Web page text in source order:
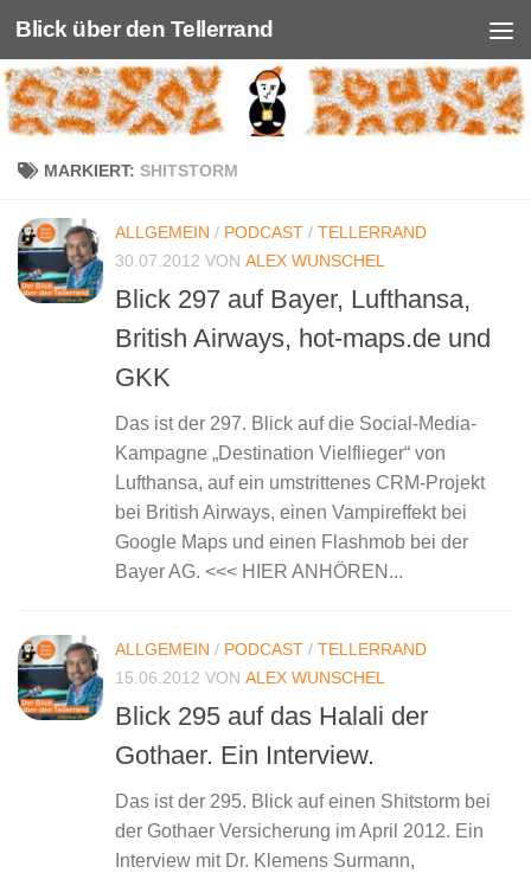
Unter dem Inhalt
Blick über den Tellerrand
MARKIERT: SHITSTORM
ALLGEMEIN / PODCAST / TELLERRAND
30.07.2012 VON ALEX WUNSCHEL
Blick 297 auf Bayer, Lufthansa,
British Airways, hot-maps.de und
GKK
Das ist der 297. Blick auf die Social-Media-
Kampagne „Destination Vielflieger“ von
Lufthansa, auf ein umstrittenes CRM-Projekt
bei British Airways, einen Vampireffekt bei
Google Maps und einen Flashmob bei der
Bayer AG. <<< HIER ANHÖREN...
ALLGEMEIN / PODCAST / TELLERRAND
15.06.2012 VON ALEX WUNSCHEL
Blick 295 auf das Halali der
Gothaer. Ein Interview.
Das ist der 295. Blick auf einen Shitstorm bei
der Gothaer Versicherung im April 2012. Ein
Interview mit Dr. Klemens Surmann,